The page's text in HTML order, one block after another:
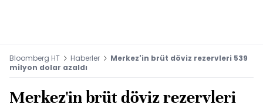
Bloomberg HT Haberler
Merkez'in brüt döviz rezervleri 539
milyon dolar azaldı
Merkez'in brüt döviz rezervleri